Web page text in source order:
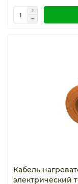
Кабель
электрический